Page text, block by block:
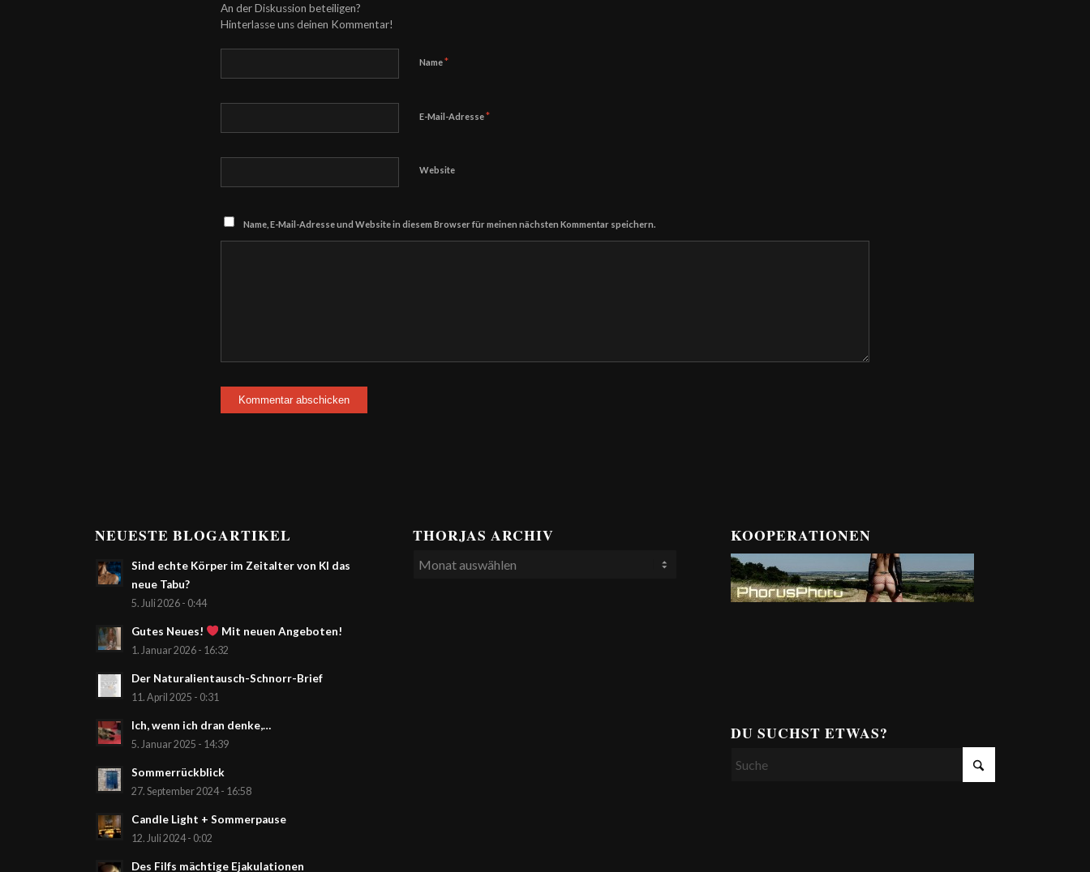
An der Diskussion beteiligen?
Hinterlasse uns deinen Kommentar!
Name*
E-Mail-Adresse*
Website
Name, E-Mail-Adresse und Website in diesem Browser für meinen nächsten Kommentar speichern.
NEUESTE BLOGARTIKEL
Sind echte Körper im Zeitalter von KI das
neue Tabu?
5. Juli 2026 - 0:44
Gutes Neues! Mit neuen Angeboten!
1. Januar 2026 - 16:32
Der Naturalientausch-Schnorr-Brief
11. April 2025 - 0:31
Ich, wenn ich dran denke,…
5. Januar 2025 - 14:39
Sommerrückblick
27. September 2024 - 16:58
Candle Light + Sommerpause
12. Juli 2024 - 0:02
Des Filfs mächtige Ejakulationen
THORJAS ARCHIV KOOPERATIONEN
DU SUCHST ETWAS?